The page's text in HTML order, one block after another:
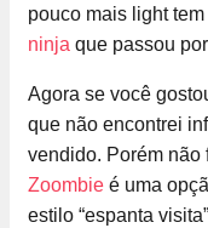
pouco mais light
ninja que passou
Agora se você
que não encontrei
vendido. Porém não
Zoombie é uma
estilo “espanta